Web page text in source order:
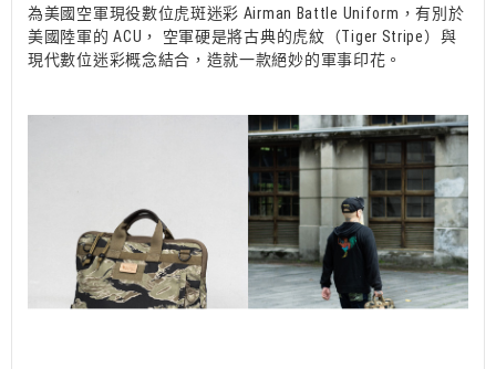
為美國空軍現役數位虎斑迷彩 Airman Battle Uniform，有別於
美國陸軍的 ACU， 空軍硬是將古典的虎紋（Tiger Stripe）與
現代數位迷彩概念結合，造就一款絕妙的軍事印花。